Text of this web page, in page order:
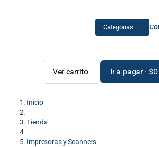
Categorias
Ver carrito Ir a pagar · $0
Inicio
Tienda
Impresoras y Scanners